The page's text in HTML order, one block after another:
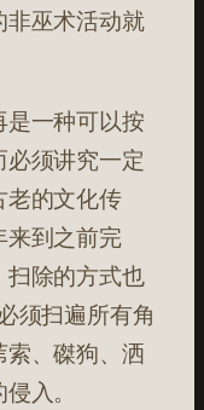
巫术活动就
一种可以按
须讲究一定
老的文化传
到之前完
除的方式也
须扫遍所有角
、磔狗、洒
入。